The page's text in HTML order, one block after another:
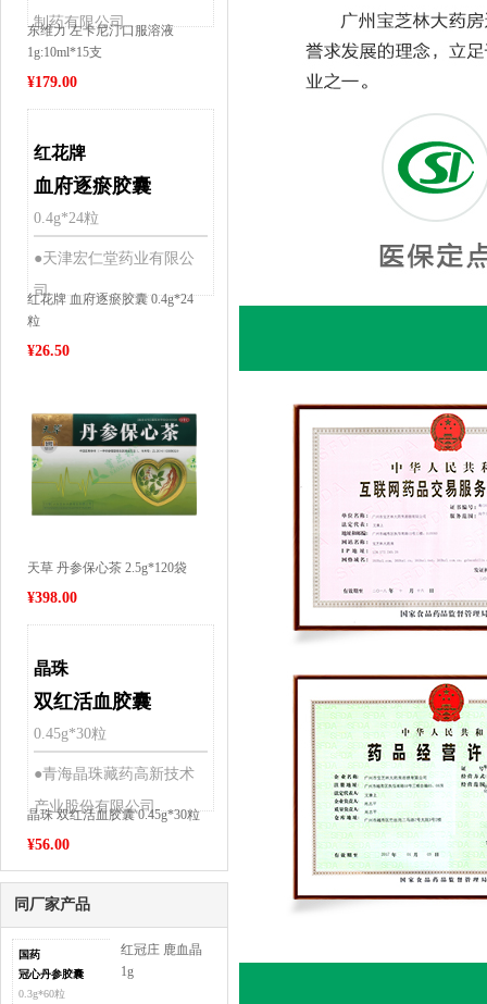
制药有限公司
东维力 左卡尼汀口服溶液
1g:10ml*15支
¥179.00
红花牌
血府逐瘀胶囊
0.4g*24粒
●天津宏仁堂药业有限公
司
红花牌 血府逐瘀胶囊 0.4g*24
粒
¥26.50
天草 丹参保心茶 2.5g*120袋
¥398.00
晶珠
双红活血胶囊
0.45g*30粒
●青海晶珠藏药高新技术
产业股份有限公司
晶珠 双红活血胶囊 0.45g*30粒
¥56.00
同厂家产品
国药
冠心丹参胶囊
0.3g*60粒
红冠庄 鹿血晶
1g